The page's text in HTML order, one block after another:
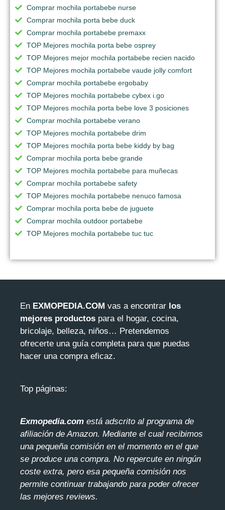
Comprar mochila portabebe nurse
Comprar mochila porta bebe duck
Comprar mochila portabebe premaxx
TOP Mejores mochila porta bebe osprey
TOP Mejores mejor mochila portabebe recien nacido
TOP Mejores mochila portabebe vaude jolly comfort
Comprar mochila portabebe ergobaby
TOP Mejores mochila portabebe cybex i.go
TOP Mejores mochila porta bebe love 3 posiciones
Comprar mochila portabebe verano
TOP Mejores mochila portabebe drim
TOP Mejores mochila porta bebe kiddy by bag
Comprar mochila porta bebe grande
TOP Mejores mochila portabebe para muñecas
Comprar mochila portabebe safety
TOP Mejores mochila portabebe nenuco famosa
Comprar mochila porta bebe de juguete
Comprar mochila outdoor portabebe
TOP Mejores mochila portabebe tuc tuc
En EXMOPEDIA.COM vas a encontrar los
mejores productos para el hogar, cocina,
bricolaje, belleza, niños… Pretendemos
ofrecerte una guía completa para que puedas
hacer una compra eficaz.
Top páginas:
Exmopedia.com está adscrito al programa de
afiliación de Amazon. Mediante el cual recibimos
una pequeña comisión en el momento en el que
se produce una compra. No repercute en ningún
coste extra, pero esa pequeña comisión nos
permite continuar trabajando para poder ofrecer
las mejores reviews.